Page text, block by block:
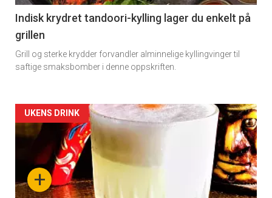
Indisk krydret tandoori-kylling lager du enkelt på
grillen
Grill og sterke krydder forvandler alminnelige kyllingvinger til
saftige smaksbomber i denne oppskriften.
Forsiden
akkurat
nå
-
+
UKENS DRINK